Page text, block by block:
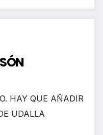
HAY QUE AÑADIR
UDALLA